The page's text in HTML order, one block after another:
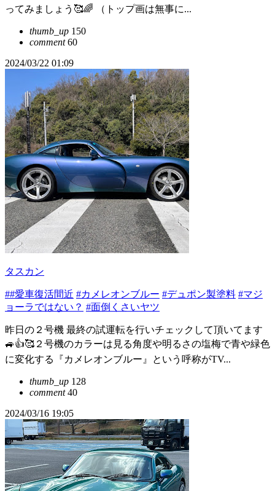
ってみましょう🥰🌈 （トップ画は無事に...
thumb_up 150
comment60
2024/03/22 01:09
タスカン
##愛車復活間近 #カメレオンブルー #デュポン製塗料 #マジ
ョーラではない？ #面倒くさいヤツ
昨日の２号機 最終の試運転を行いチェックして頂いてます
🚙👍🥰２号機のカラーは見る角度や明るさの塩梅で青や緑色
に変化する『カメレオンブルー』という呼称がTV...
thumb_up 128
comment40
2024/03/16 19:05